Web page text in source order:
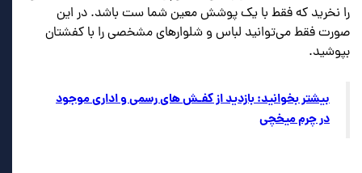
را نخرید که فقط با یک پوشش معین شما ست باشد. در این
صورت فقط می‌توانید لباس و شلوارهای مشخصی را با کفشتان
بپوشید.
بیشتر بخوانید: بازدید از کفـش های رسمی و اداری موجود
در چرم میخچی